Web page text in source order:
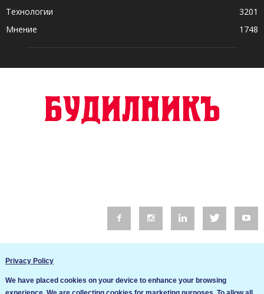
Технологии
3201
Мнение
1748
Privacy Policy
We have placed cookies on your device to enhance your browsing